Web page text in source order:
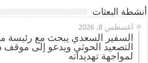
أنشطة البعثات
أغسطس 8, 2026
السفير السعدي يبحث مع رئيسة
التصعيد الحوثي ويدعو إلى موقف
لمواجهة تهديداته